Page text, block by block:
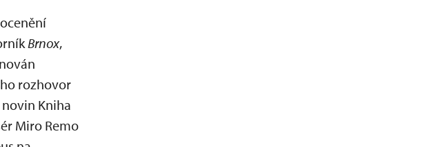
Brnox,
rozhovor
Kniha
Miro Remo